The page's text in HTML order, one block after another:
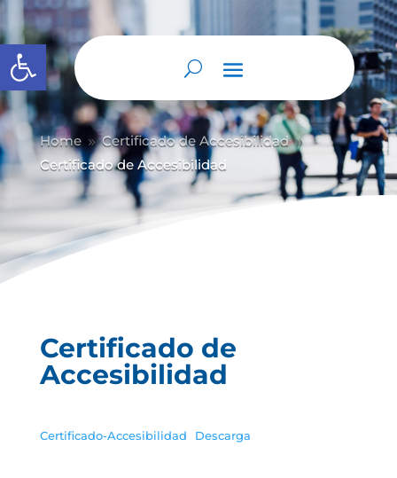
Abrir barra de herramientas
Home 9 Certificado de Accesibilidad 9
Certificado de Accesibilidad
Certificado de
Accesibilidad
Certificado-Accesibilidad Descarga